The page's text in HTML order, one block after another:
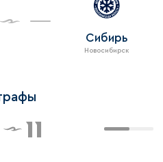
Сибирь
Новосибирск
11